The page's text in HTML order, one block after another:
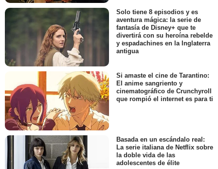
Solo tiene 8 episodios y es
aventura mágica: la serie de
fantasía de Disney+ que te
divertirá con su heroína rebelde
y espadachines en la Inglaterra
antigua
Si amaste el cine de Tarantino:
El anime sangriento y
cinematográfico de Crunchyroll
que rompió el internet es para ti
Basada en un escándalo real:
La serie italiana de Netflix sobre
la doble vida de las
adolescentes de élite